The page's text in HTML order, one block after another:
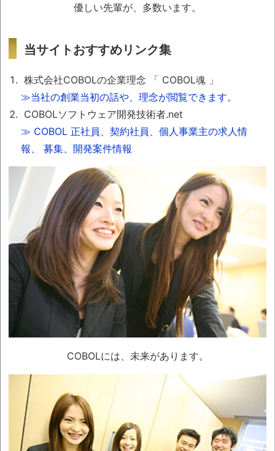
北川達也 著『ブッダの獅子吼』予約開始
神社・神道専門書店「鎮守の森」にて
令和 1年12月26日
Tiktok「本屋ちらみ」さん、弊社代表の動画を掲載
令和 1年12月 9日
実用誌『一個人』に、弊社代表の記事が掲載
令和 1年12月 6日
2019年忘年会 in ヒルトン東京
令和 1年11月29日
本の情報サイト「新刊JP」に、弊社代表の記事が
令和 1年11月10日
プライバシーマーク更新 認定番号
第21000462(06)号
令和 1年10月 5日
情報サイト「anan web」に、弊社代表の記事が掲載
令和 1年10月 2日
女性誌『anan』(2019/10/09号)に、弊社代表の
令和 1年 9月 6日
2019年社員旅行 神奈川県の箱根神社
令和 1年 8月22日
2019年暑気払い
令和 1年 6月 1日
優しい先輩が、多数います。
当サイトおすすめリンク集
株式会社COBOLの企業理念 「 COBOL魂 」
≫当社の創業当初の話や、理念が閲覧できます。
COBOLソフトウェア開発技術者.net
≫ COBOL 正社員、契約社員、個人事業主の求人情
報、募集、開発案件情報
COBOLには、未来があります。